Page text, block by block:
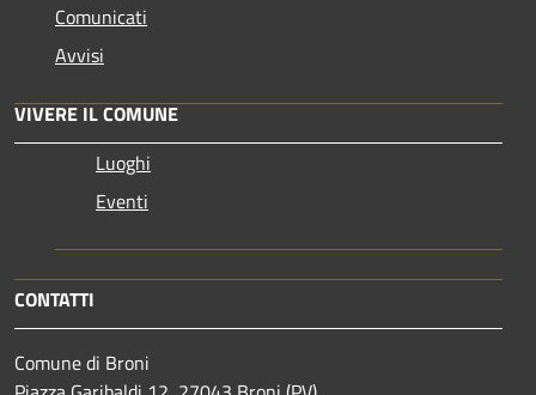
Comunicati
Avvisi
VIVERE IL COMUNE
Luoghi
Eventi
CONTATTI
Comune di Broni